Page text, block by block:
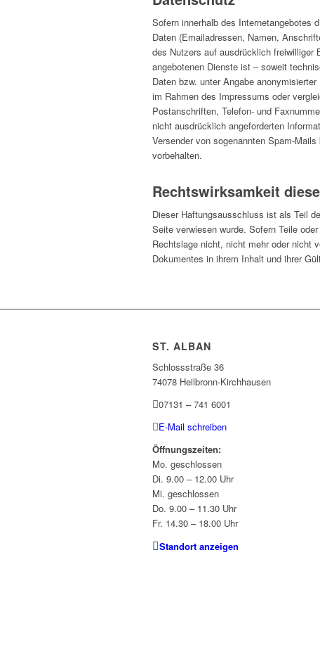
Sofern innerhalb des Internetangebotes
Daten (Emailadressen, Namen,
des Nutzers auf ausdrücklich freiwilliger
angebotenen Dienste ist – soweit
Daten bzw. unter Angabe
im Rahmen des Impressums oder
Postanschriften, Telefon- und
nicht ausdrücklich angeforderten
Versender von sogenannten Spam-
vorbehalten.
Rechtswirksamkeit
Dieser Haftungsausschluss ist als Teil
Seite verwiesen wurde. Sofern Teile
Rechtslage nicht, nicht mehr oder nicht
Dokumentes in ihrem Inhalt und ihrer
ST. ALBAN
Schlossstraße 36
74078 Heilbronn-Kirchhausen
07131 – 741 6001
E-Mail schreiben
Öffnungszeiten:
Mo. geschlossen
Di. 9.00 – 12.00 Uhr
Mi. geschlossen
Do. 9.00 – 11.30 Uhr
Fr. 14.30 – 18.00 Uhr
Standort anzeigen